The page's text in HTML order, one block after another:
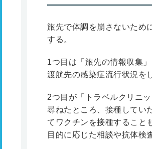
旅先で体調を崩さないため
する。
1つ目は「旅先の情報収集」
渡航先の感染症流行状況を
2つ目が「トラベルクリニ
尋ねたところ、接種してい
てワクチンを接種すること
目的に応じた相談や抗体検